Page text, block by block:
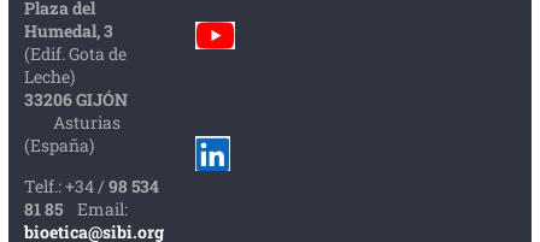
Plaza del
Humedal, 3
(Edif. Gota de
Leche)
33206 GIJÓN
Asturias
(España)
Telf.: +34 / 98 534
81 85
Email:
bioetica@sibi.org